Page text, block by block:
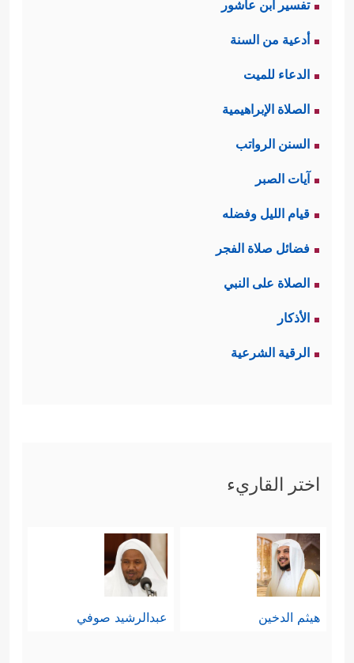
تفسير ابن عاشور
أدعية من السنة
الدعاء للميت
الصلاة الإبراهيمية
السنن الرواتب
آيات الصبر
قيام الليل وفضله
فضائل صلاة الفجر
الصلاة على النبي
الأذكار
الرقية الشرعية
اختر القاريء
هيثم الدخين عبدالرشيد صوفي